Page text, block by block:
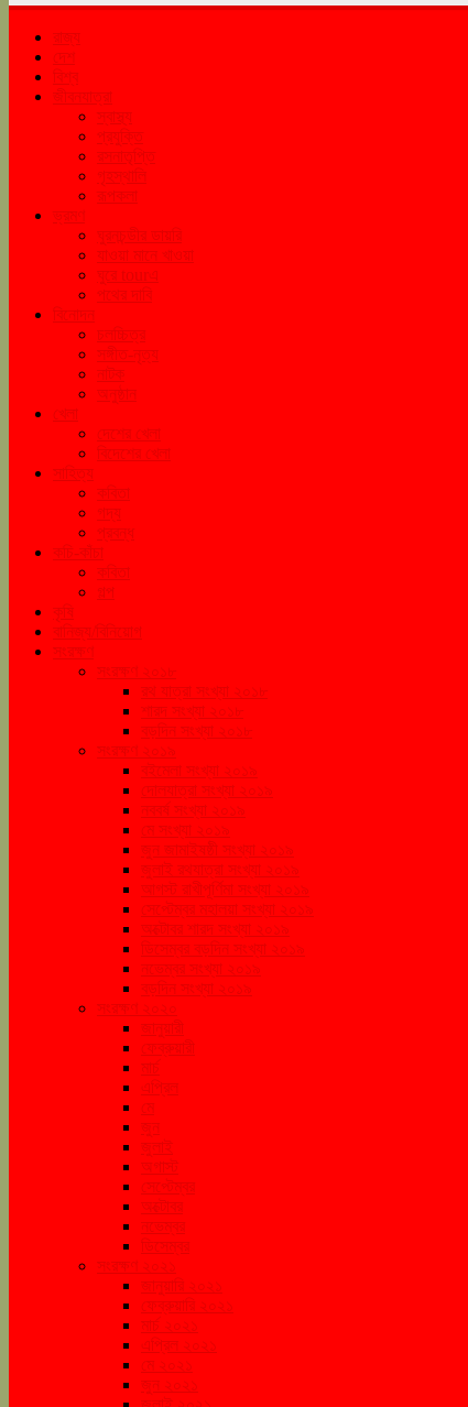
রাজ্য
দেশ
বিশ্ব
জীবনযাত্রা
স্বাস্থ্য
প্রযুক্তি
রসনাতৃপ্তি
গৃহস্থালি
রূপকলা
ভ্রমণ
ঘুরনচন্ডীর ডায়রি
যাওয়া মানে খাওয়া
ঘুরে tourএ
পথের দাবি
বিনোদন
চলচ্চিত্র
সঙ্গীত-নৃত্য
নাটক
অনুষ্ঠান
খেলা
দেশের খেলা
বিদেশের খেলা
সাহিত্য
কবিতা
গদ্য
প্রবন্ধ
কচি-কাঁচা
কবিতা
গল্প
কৃষি
বানিজ্য/বিনিয়োগ
সংরক্ষণ
সংরক্ষণ ২০১৮
রথ যাত্রা সংখ্যা ২০১৮
শারদ সংখ্যা ২০১৮
বড়দিন সংখ্যা ২০১৮
সংরক্ষণ ২০১৯
বইমেলা সংখ্যা ২০১৯
দোলযাত্রা সংখ্যা ২০১৯
নববর্ষ সংখ্যা ২০১৯
মে সংখ্যা ২০১৯
জুন জামাইষষ্ঠী সংখ্যা ২০১৯
জুলাই রথযাত্রা সংখ্যা ২০১৯
আগস্ট রাখীপূর্ণিমা সংখ্যা ২০১৯
সেপ্টেম্বর মহালয়া সংখ্যা ২০১৯
অক্টোবর শারদ সংখ্যা ২০১৯
ডিসেম্বর বড়দিন সংখ্যা ২০১৯
নভেম্বর সংখ্যা ২০১৯
বড়দিন সংখ্যা ২০১৯
সংরক্ষণ ২০২০
জানুয়ারী
ফেব্রুয়ারী
মার্চ
এপ্রিল
মে
জুন
জুলাই
অগাস্ট
সেপ্টেম্বর
অক্টোবর
নভেম্বর
ডিসেম্বর
সংরক্ষণ ২০২১
জানুয়ারি ২০২১
ফেব্রুয়ারি ২০২১
মার্চ ২০২১
এপ্রিল ২০২১
মে ২০২১
জুন ২০২১